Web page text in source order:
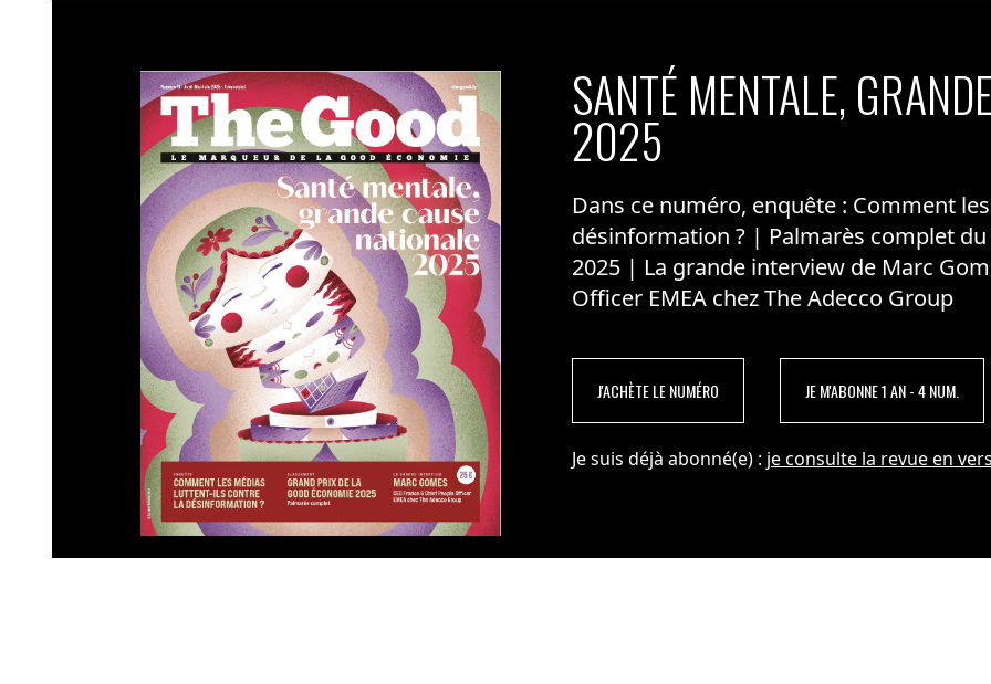
SANTÉ MENTALE,
2025
Dans ce numéro, enquête : Comment
désinformation ? | Palmarès complet
2025 | La grande interview de Marc
Officer EMEA chez The Adecco Group
J'ACHÈTE LE NUMÉRO JE M'ABONNE 1 AN - 4 NUM.
Je suis déjà abonné(e) : je consulte la revue en